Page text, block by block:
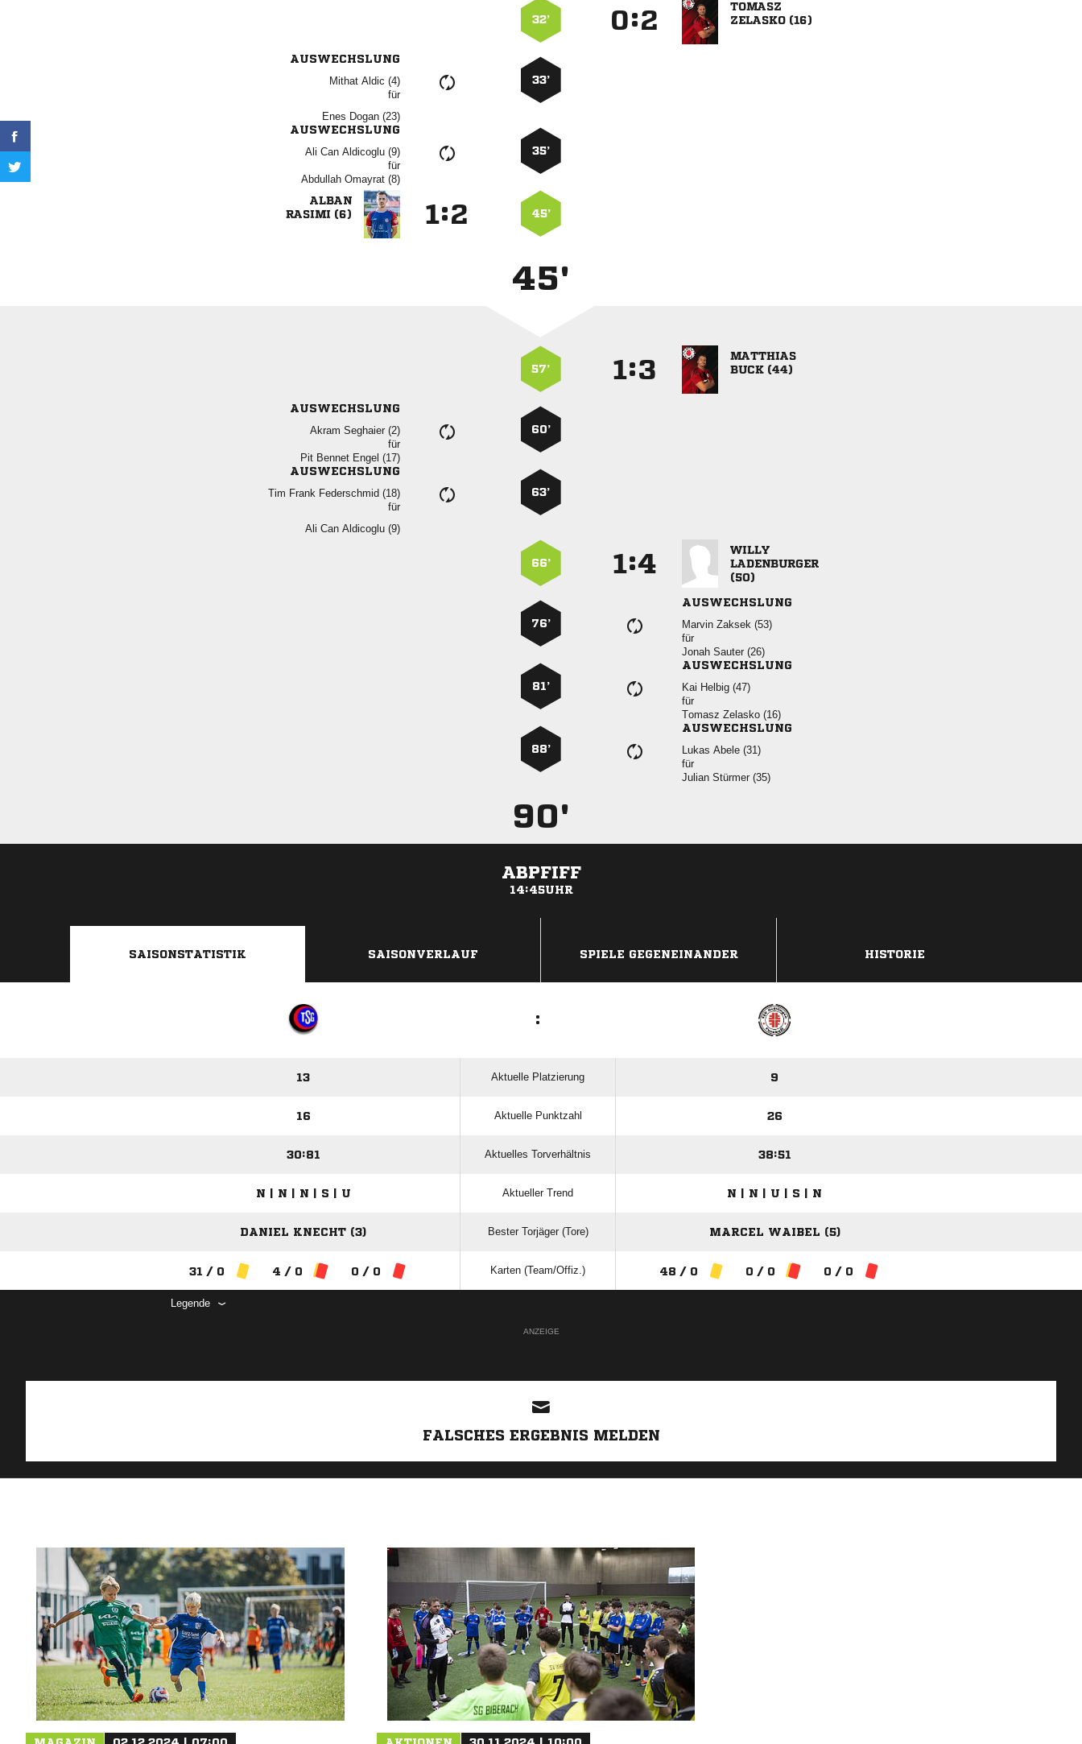
32’ :

 
AUSWECHSLUNG
  
für
  
33’
AUSWECHSLUNG
   
für
  
35’

 
: 45’
45'
57’ :

 
AUSWECHSLUNG
  
für
   
60’
AUSWECHSLUNG
   
für
   
63’
66’ :



76’
AUSWECHSLUNG
  
für
  
81’
AUSWECHSLUNG
  
für
  
88’
AUSWECHSLUNG
  
für
  
90'
ABPFIFF
14:45UHR
SAISONSTATISTIK SAISONVERLAUF SPIELE GEGENEINANDER HISTORIE
:
13 Aktuelle Platzierung 9
16 Aktuelle Punktzahl 26
30:81 Aktuelles Torverhältnis 38:51
N | N | N | S | U Aktueller Trend N | N | U | S | N
DANIEL KNECHT (3) Bester Torjäger (Tore) MARCEL WAIBEL (5)
31 / 0 4 / 0 0 / 0 Karten (Team/Offiz.) 48 / 0 0 / 0 0 / 0
Legende
ANZEIGE
FALSCHES ERGEBNIS MELDEN